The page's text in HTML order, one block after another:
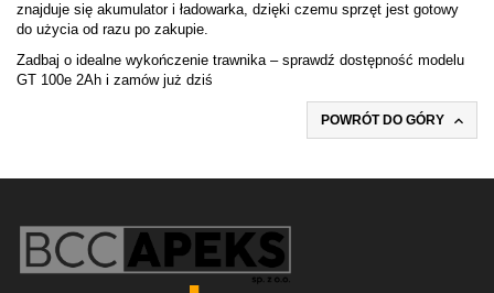
znajduje się akumulator i ładowarka, dzięki czemu sprzęt jest gotowy
do użycia od razu po zakupie.
Zadbaj o idealne wykończenie trawnika – sprawdź dostępność modelu
GT 100e 2Ah i zamów już dziś
POWRÓT DO GÓRY 